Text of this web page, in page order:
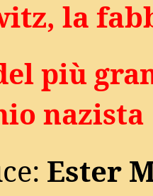
la
più
nazista
Ester